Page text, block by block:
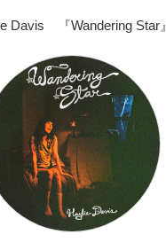
Davis 『Wandering Star』